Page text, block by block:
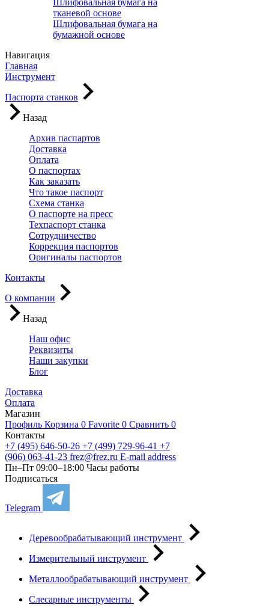
Шлифовальная бумага на
тканевой основе
Шлифовальная бумага на
бумажной основе
Навигация
Главная
Инструмент
Паспорта станков
Назад
Архив паспартов
Доставка
Оплата
О паспортах
Как заказать
Что такое паспорт
Схема станка
О паспорте на пресс
Техпаспорт станка
Сотрудничество
Коррекция паспортов
Оригиналы паспортов
Контакты
О компании
Назад
Наш офис
Реквизиты
Наши закупки
Блог
Доставка
Оплата
Магазин
Профиль Корзина 0 Favorite 0 Сравнить 0
Контакты
+7 (495) 646-50-26 +7 (499) 729-96-41 +7
(906) 063-41-23 frez@frez.ru E-mail address
Пн–Пт 09:00–18:00 Часы работы
Подписаться
Telegram
Деревообрабатывающий инструмент
Измерительный инструмент
Металлообрабатывающий инструмент
Слесарные инструменты